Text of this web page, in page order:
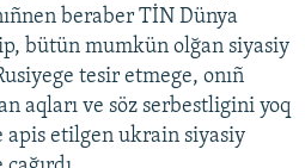
beraber TİN Dünya
bütün mumkün olğan siyasiy
tesir etmege, onıñ
aqları ve söz serbestligini yoq
apis etilgen ukrain siyasiy